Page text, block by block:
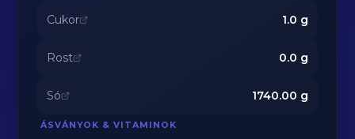
Cukor 1.0 g
Rost 0.0 g
Só 1740.00 g
ÁSVÁNYOK & VITAMINOK